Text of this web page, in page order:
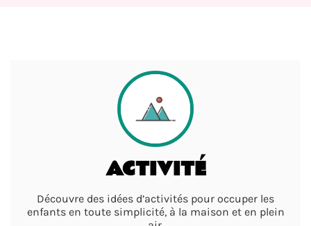
ACTIVITÉ
Découvre des idées d’activités pour occuper les
enfants en toute simplicité, à la maison et en plein